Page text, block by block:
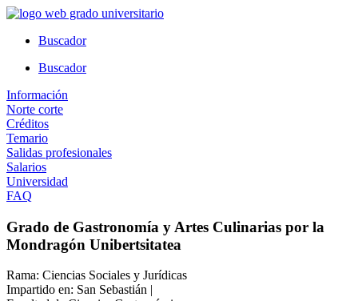
Ir
contenidoBuscador
Buscador
Información
Norte corte
Créditos
Temario
Salidas profesionales
Salarios
Universidad
FAQ
Grado de Gastronomía y Artes Culinarias por la
Mondragón Unibertsitatea
Rama: Ciencias Sociales y Jurídicas
Impartido en: San Sebastián |